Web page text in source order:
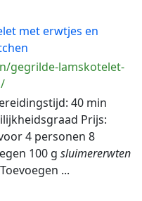
met erwtjes en
gegrilde-lamskotelet-
40 min
Prijs:
4 personen 8
100 g sluimererwten
...